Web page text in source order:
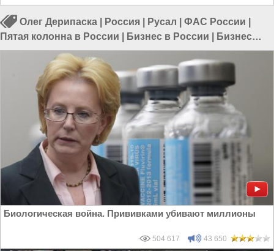
Олег Дерипаска Россия Русал ФАС России
Пятая колонна в России
Бизнес в России
Бизнес
России
Биологическая война. Прививками убивают миллионы
504 617 43 650